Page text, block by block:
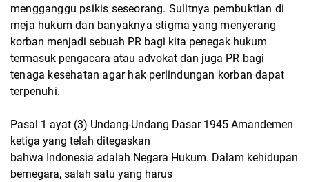
mengganggu psikis seseorang. Sulitnya pembuktian di
meja hukum dan banyaknya stigma yang menyerang
korban menjadi sebuah PR bagi kita penegak hukum
termasuk pengacara atau advokat dan juga PR bagi
tenaga kesehatan agar hak perlindungan korban dapat
terpenuhi.
Pasal 1 ayat (3) Undang-Undang Dasar 1945 Amandemen
ketiga yang telah ditegaskan
bahwa Indonesia adalah Negara Hukum. Dalam kehidupan
bernegara, salah satu yang harus